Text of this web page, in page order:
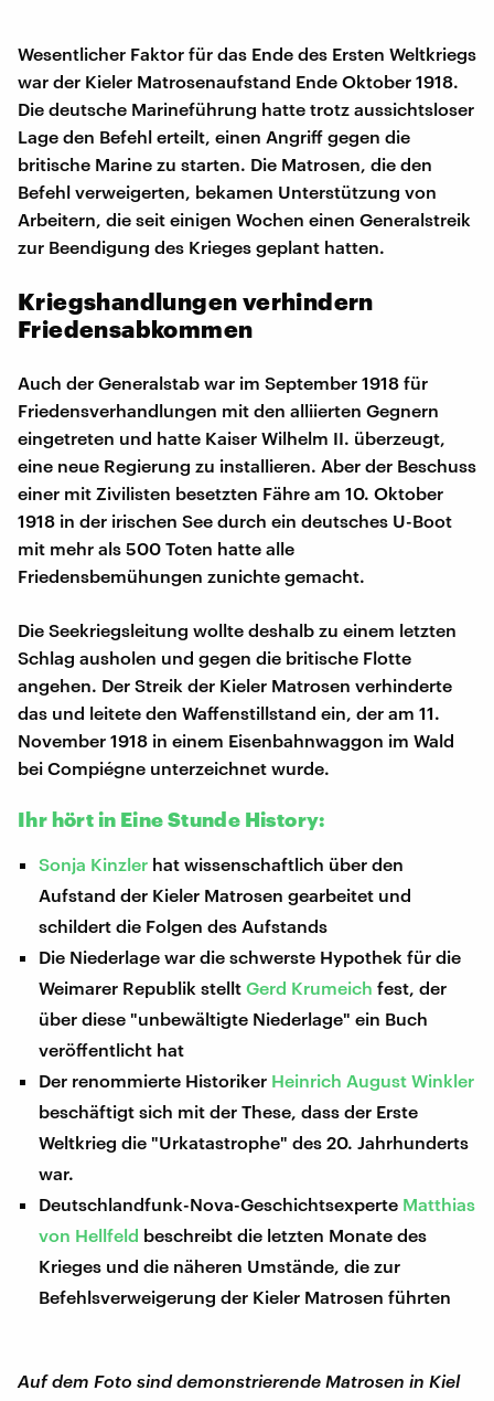
Wesentlicher Faktor für das Ende des Ersten Weltkriegs
war der Kieler Matrosenaufstand Ende Oktober 1918.
Die deutsche Marineführung hatte trotz aussichtsloser
Lage den Befehl erteilt, einen Angriff gegen die
britische Marine zu starten. Die Matrosen, die den
Befehl verweigerten, bekamen Unterstützung von
Arbeitern, die seit einigen Wochen einen Generalstreik
zur Beendigung des Krieges geplant hatten.
Kriegshandlungen verhindern
Friedensabkommen
Auch der Generalstab war im September 1918 für
Friedensverhandlungen mit den alliierten Gegnern
eingetreten und hatte Kaiser Wilhelm II. überzeugt,
eine neue Regierung zu installieren. Aber der Beschuss
einer mit Zivilisten besetzten Fähre am 10. Oktober
1918 in der irischen See durch ein deutsches U-Boot
mit mehr als 500 Toten hatte alle
Friedensbemühungen zunichte gemacht.
Die Seekriegsleitung wollte deshalb zu einem letzten
Schlag ausholen und gegen die britische Flotte
angehen. Der Streik der Kieler Matrosen verhinderte
das und leitete den Waffenstillstand ein, der am 11.
November 1918 in einem Eisenbahnwaggon im Wald
bei Compiégne unterzeichnet wurde.
Ihr hört in Eine Stunde History:
Sonja Kinzler hat wissenschaftlich über den
Aufstand der Kieler Matrosen gearbeitet und
schildert die Folgen des Aufstands
Die Niederlage war die schwerste Hypothek für die
Weimarer Republik stelltGerd Krumeich fest, der
über diese "unbewältigte Niederlage" ein Buch
veröffentlicht hat
Der renommierte Historiker Heinrich August Winkler
beschäftigt sich mit der These, dass der Erste
Weltkrieg die "Urkatastrophe" des 20. Jahrhunderts
war.
Deutschlandfunk-Nova-Geschichtsexperte Matthias
von Hellfeld beschreibt die letzten Monate des
Krieges und die näheren Umstände, die zur
Befehlsverweigerung der Kieler Matrosen führten
Auf dem Foto sind demonstrierende Matrosen in Kiel